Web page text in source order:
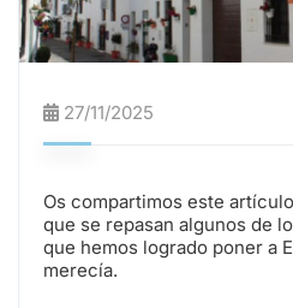
27/11/2025
Os compartimos este
que se repasan algunos de
que hemos logrado poner a
merecía.